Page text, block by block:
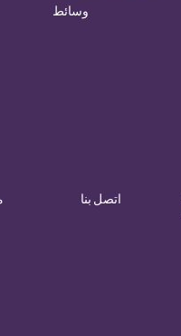
وسائط
اتصل بنا